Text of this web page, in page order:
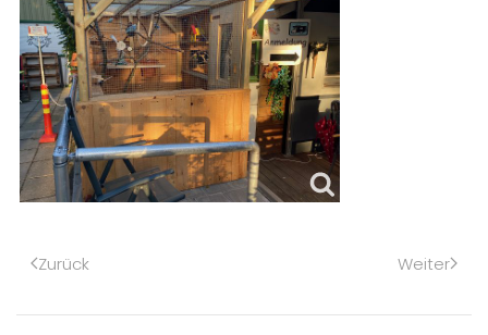
Zurück Weiter